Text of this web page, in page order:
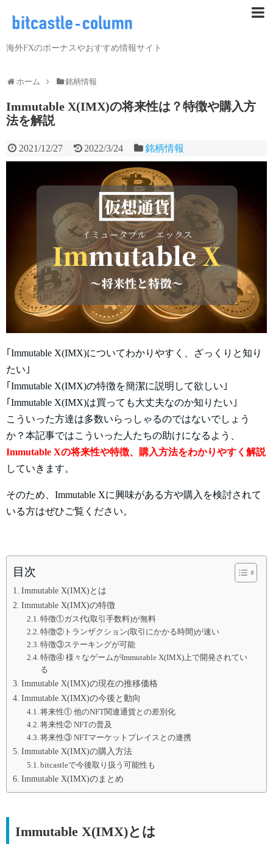
海外FXのボーナスやおすすめ情報サイト
ホーム 銘柄情報
Immutable X(IMX)の将来性は？特徴や購入方
法を解説
2021/12/27 2022/3/24 銘柄情報
｢Immutable X(IMX)についてわかりやすく、ざっくりと知り
たい｣
｢Immutable X(IMX)の特徴を簡潔に説明して欲しい｣
｢Immutable X(IMX)は買っても大丈夫なのか知りたい｣
こういった方達は多数いらっしゃるのではないでしょう
か？本記事ではこういった人たちの助けになるよう、
Immutable Xの将来性や特徴、購入方法をわかりやすく解説
していきます。
そのため、Immutable Xに興味がある方や購入を検討されて
いる方はぜひご覧ください。
目次
Immutable X(IMX)とは
Immutable X(IMX)の特徴
特徴①ガス代(取引手数料)が無料
特徴②トランザクション(取引にかかる時間)が速い
特徴③ステーキングが可能
特徴④ 様々なゲームがImmutable X(IMX)上で開発されてい
る
Immutable X(IMX)の現在の推移価格
Immutable X(IMX)の今後と動向
将来性① 他のNFT関連通貨との差別化
将来性② NFTの普及
将来性③ NFTマーケットプレイスとの連携
Immutable X(IMX)の購入方法
bitcastleで今後取り扱う可能性も
Immutable X(IMX)のまとめ
Immutable X(IMX)とは